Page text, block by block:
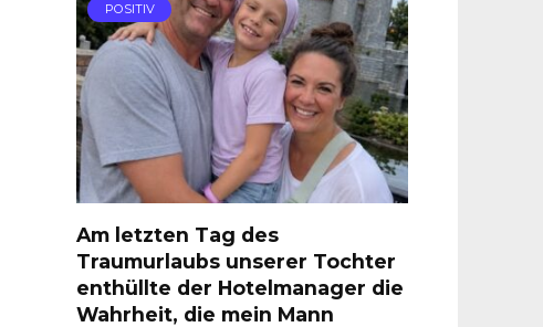
POSITIV
Am letzten Tag des
Traumurlaubs unserer Tochter
enthüllte der Hotelmanager die
Wahrheit, die mein Mann